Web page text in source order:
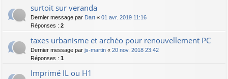
surtoit sur veranda
Dernier message par Dart « 01 avr. 2019 11:16
Réponses : 2
taxes urbanisme et archéo pour renouvellement PC
Dernier message par js-martin « 20 nov. 2018 23:42
Réponses : 1
Imprimé IL ou H1